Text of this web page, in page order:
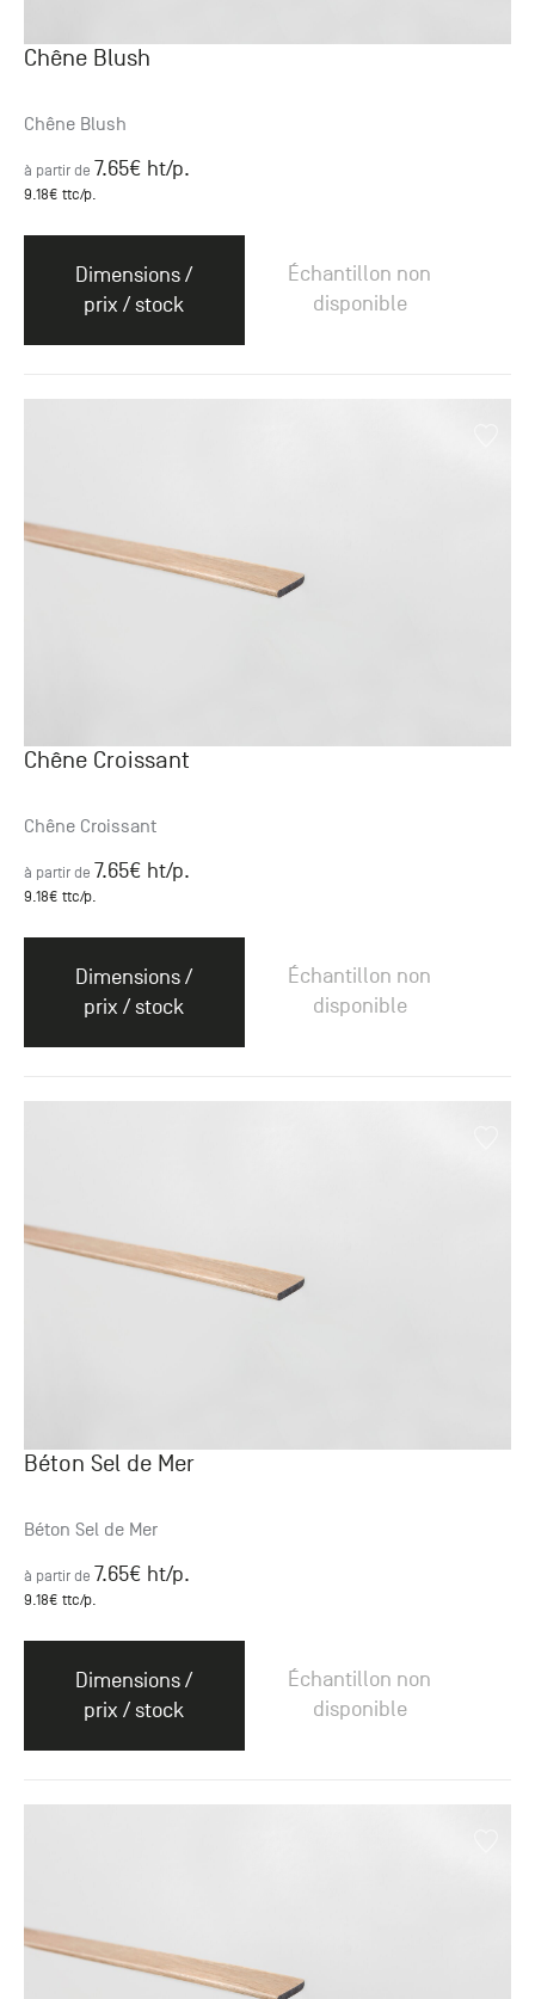
Chêne Blush
Chêne Blush
à partir de 7.65€ ht/p.
9.18€ ttc/p.
Dimensions /
prix / stock
Échantillon non
disponible
Chêne Croissant
Chêne Croissant
à partir de 7.65€ ht/p.
9.18€ ttc/p.
Dimensions /
prix / stock
Échantillon non
disponible
Béton Sel de Mer
Béton Sel de Mer
à partir de 7.65€ ht/p.
9.18€ ttc/p.
Dimensions /
prix / stock
Échantillon non
disponible